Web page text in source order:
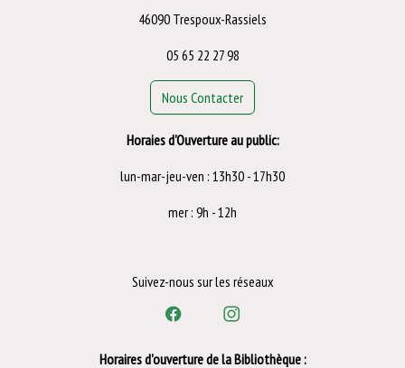
46090 Trespoux-Rassiels
05 65 22 27 98
Nous Contacter
Horaies d'Ouverture au public:
lun-mar-jeu-ven : 13h30 - 17h30
mer : 9h - 12h
Suivez-nous sur les réseaux
Horaires d'ouverture de la Bibliothèque :